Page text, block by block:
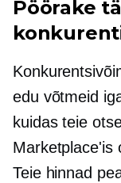
Pöörake
edu võtmeid
kuidas teie
Marketplace'is
Teie hinnad